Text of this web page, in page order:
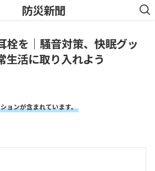
防災新聞
栓を｜騒音対策、快眠グッ
生活に取り入れよう
ョンが含まれています。